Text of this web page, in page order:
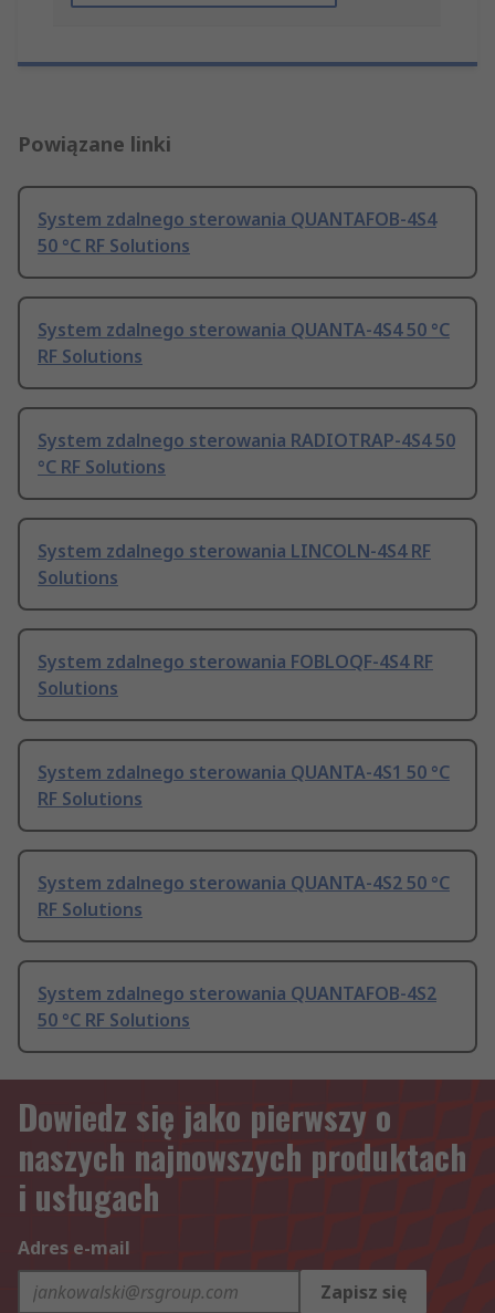
Powiązane linki
System zdalnego sterowania QUANTAFOB-4S4
50 °C RF Solutions
System zdalnego sterowania QUANTA-4S4 50 °C
RF Solutions
System zdalnego sterowania RADIOTRAP-4S4 50
°C RF Solutions
System zdalnego sterowania LINCOLN-4S4 RF
Solutions
System zdalnego sterowania FOBLOQF-4S4 RF
Solutions
System zdalnego sterowania QUANTA-4S1 50 °C
RF Solutions
System zdalnego sterowania QUANTA-4S2 50 °C
RF Solutions
System zdalnego sterowania QUANTAFOB-4S2
50 °C RF Solutions
Dowiedz się jako pierwszy o
naszych najnowszych produktach
i usługach
Adres e-mail
Zapisz się